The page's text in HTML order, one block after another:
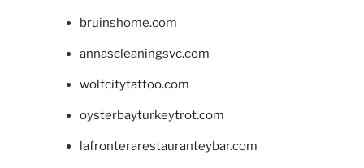
bruinshome.com
annascleaningsvc.com
wolfcitytattoo.com
oysterbayturkeytrot.com
lafronterarestauranteybar.com